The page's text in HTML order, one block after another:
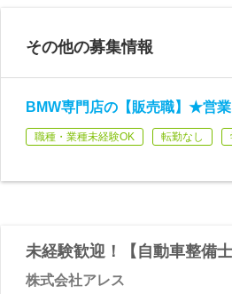
その他の募集情報
BMW専門店の【販売職】★営
職種・業種未経験OK 転勤なし
未経験歓迎！【自動車整備
株式会社アレス